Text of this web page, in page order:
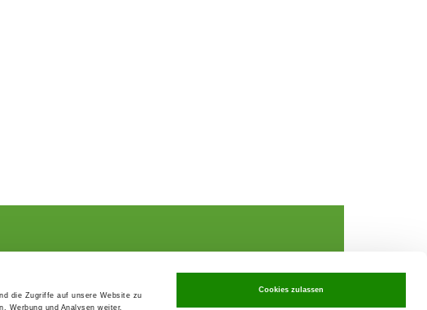
die Zugriffe auf unsere Website zu
Werbung und Analysen weiter.
Cookies zulassen